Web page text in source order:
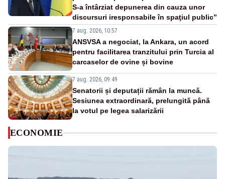
S-a întârziat depunerea din cauza unor
discursuri iresponsabile în spaţiul public”
7 aug. 2026, 10:57
ANSVSA a negociat, la Ankara, un acord
pentru facilitarea tranzitului prin Turcia al
carcaselor de ovine și bovine
7 aug. 2026, 09:49
Senatorii și deputații rămân la muncă.
Sesiunea extraordinară, prelungită până
la votul pe legea salarizării
ECONOMIE